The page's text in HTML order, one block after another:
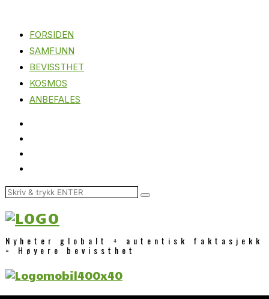
FORSIDEN
SAMFUNN
BEVISSTHET
KOSMOS
ANBEFALES
Nyheter globalt + autentisk faktasjekk
= Høyere bevissthet